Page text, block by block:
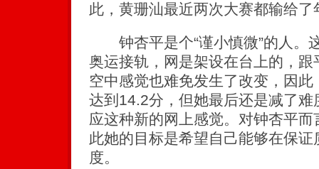
此，黄珊汕最近两次大赛都输给
钟杏平是个“谨小慎微”的人。
奥运接轨，网是架设在台上的，
空中感觉也难免发生了改变，因
达到14.2分，但她最后还是减了
应这种新的网上感觉。对钟杏平
此她的目标是希望自己能够在保
度。